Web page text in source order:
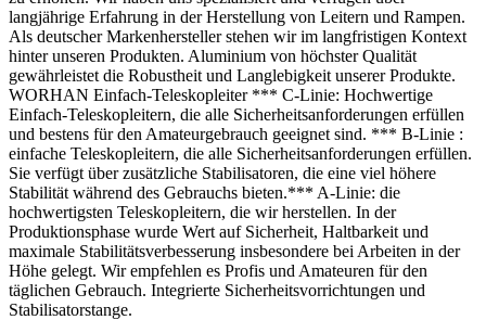
langjährige Erfahrung in der Herstellung von Leitern und Rampen.
Als deutscher Markenhersteller stehen wir im langfristigen Kontext
hinter unseren Produkten. Aluminium von höchster Qualität
gewährleistet die Robustheit und Langlebigkeit unserer Produkte.
WORHAN Einfach-Teleskopleiter *** C-Linie: Hochwertige
Einfach-Teleskopleitern, die alle Sicherheitsanforderungen erfüllen
und bestens für den Amateurgebrauch geeignet sind. *** B-Linie :
einfache Teleskopleitern, die alle Sicherheitsanforderungen erfüllen.
Sie verfügt über zusätzliche Stabilisatoren, die eine viel höhere
Stabilität während des Gebrauchs bieten.*** A-Linie: die
hochwertigsten Teleskopleitern, die wir herstellen. In der
Produktionsphase wurde Wert auf Sicherheit, Haltbarkeit und
maximale Stabilitätsverbesserung insbesondere bei Arbeiten in der
Höhe gelegt. Wir empfehlen es Profis und Amateuren für den
täglichen Gebrauch. Integrierte Sicherheitsvorrichtungen und
Stabilisatorstange.